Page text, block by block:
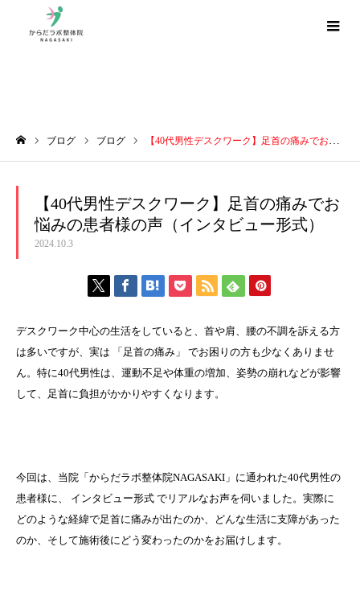
ブログ ブログ 【40代男性デスクワーク】足首の痛みでお悩みの患者様の声（インタビュー形式）
【40代男性デスクワーク】足首の痛みでお
悩みの患者様の声（インタビュー形式）
2024.10.3
デスクワーク中心の生活をしていると、首や肩、腰の不調を訴える方
は多いですが、実は 「足首の痛み」 でお困りの方も少なくありませ
ん。特に40代男性は、運動不足や体重の増加、姿勢の崩れなどが影響
して、足首に負担がかかりやすくなります。
今回は、当院「からだラボ整体院NAGASAKI」に通われた40代男性の
患者様に、 インタビュー形式 でリアルなお声を伺いました。実際に
どのような経緯で足首に痛みが出たのか、どんな生活に支障があった
のか、そして施術後にどう変わったのかをお届けします。